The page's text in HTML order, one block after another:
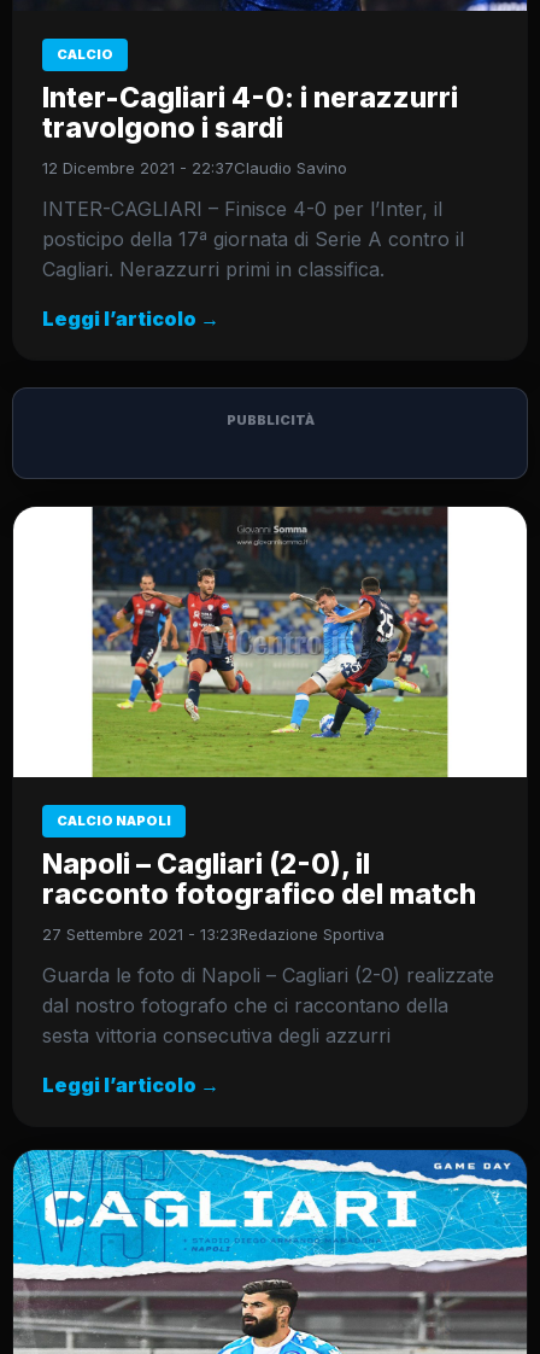
CALCIO
Inter-Cagliari 4-0: i nerazzurri
travolgono i sardi
12 Dicembre 2021 - 22:37Claudio Savino
INTER-CAGLIARI – Finisce 4-0 per l’Inter, il
posticipo della 17ª giornata di Serie A contro il
Cagliari. Nerazzurri primi in classifica.
Leggi l’articolo →
PUBBLICITÀ
CALCIO NAPOLI
Napoli – Cagliari (2-0), il
racconto fotografico del match
27 Settembre 2021 - 13:23Redazione Sportiva
Guarda le foto di Napoli – Cagliari (2-0) realizzate
dal nostro fotografo che ci raccontano della
sesta vittoria consecutiva degli azzurri
Leggi l’articolo →